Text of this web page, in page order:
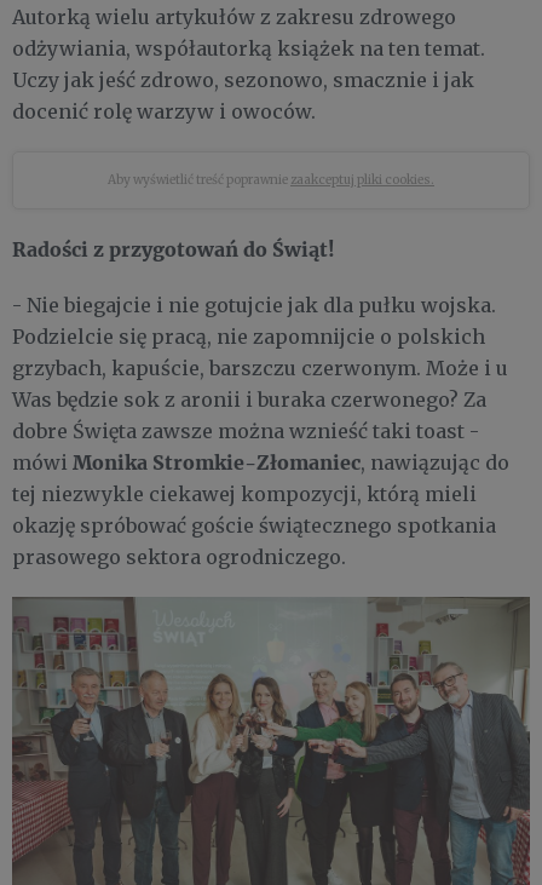
Autorką wielu artykułów z zakresu zdrowego
odżywiania, współautorką książek na ten temat.
Uczy jak jeść zdrowo, sezonowo, smacznie i jak
docenić rolę warzyw i owoców.
Aby wyświetlić treść poprawnie zaakceptuj pliki cookies.
Radości z przygotowań do Świąt!
- Nie biegajcie i nie gotujcie jak dla pułku wojska.
Podzielcie się pracą, nie zapomnijcie o polskich
grzybach, kapuście, barszczu czerwonym. Może i u
Was będzie sok z aronii i buraka czerwonego? Za
dobre Święta zawsze można wznieść taki toast -
mówi Monika Stromkie-Złomaniec, nawiązując do
tej niezwykle ciekawej kompozycji, którą mieli
okazję spróbować goście świątecznego spotkania
prasowego sektora ogrodniczego.